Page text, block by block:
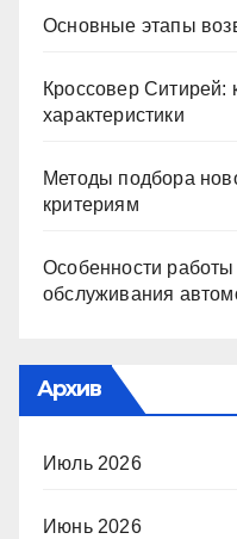
Основные этапы
Кроссовер Ситирей:
характеристики
Методы подбора
критериям
Особенности
обслуживания
Архив
Июль 2026
Июнь 2026